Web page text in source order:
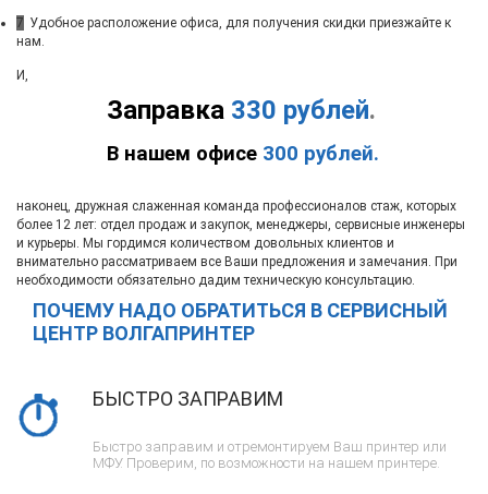
7 Удобное расположение офиса, для получения скидки приезжайте к
нам.
Заправка 330 рублей.
В нашем офисе 300 рублей.
И,
наконец, дружная слаженная команда профессионалов стаж, которых
более 12 лет: отдел продаж и закупок, менеджеры, сервисные инженеры
и курьеры. Мы гордимся количеством довольных клиентов и
внимательно рассматриваем все Ваши предложения и замечания. При
необходимости обязательно дадим техническую консультацию.
ПОЧЕМУ НАДО ОБРАТИТЬСЯ В СЕРВИСНЫЙ
ЦЕНТР ВОЛГАПРИНТЕР
БЫСТРО ЗАПРАВИМ
Быстро заправим и отремонтируем Ваш принтер или
МФУ. Проверим, по возможности на нашем принтере.